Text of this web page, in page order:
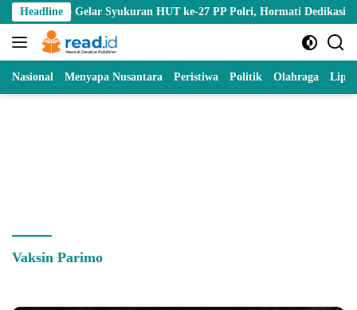
Skip
to
content
Headline
Gelar Syukuran HUT ke-27 PP Polri, Hormati Dedikasi Para
Nasional Menyapa Nusantara Peristiwa Politik Olahraga
Vaksin Parimo